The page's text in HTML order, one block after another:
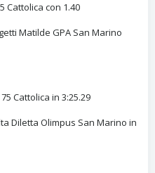
Cattolica con 1.40
Matilde GPA San Marino
Cattolica in 3:25.29
Diletta Olimpus San Marino in